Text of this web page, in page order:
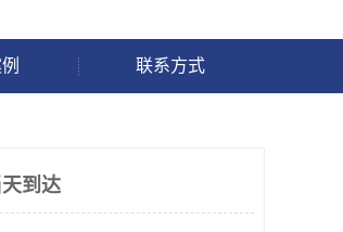
联系方式
到达